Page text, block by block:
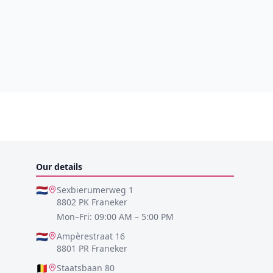
Our details
🇳🇱
Sexbierumerweg 1
8802 PK Franeker
Mon–Fri: 09:00 AM – 5:00 PM
🇳🇱
Ampèrestraat 16
8801 PR Franeker
🇧🇪 Staatsbaan 80